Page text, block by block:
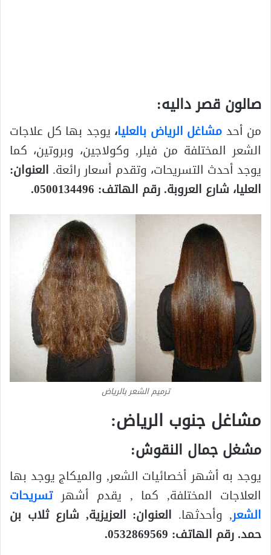
صالون قصر داليه:
من أحدمشاغل الرياض بالعليا، يوجد بها كل علاجات
الشعر المختلفة من فيلر, وكولاجين، وبروتين، كما
يوجد أحدث التسريحات، وتقدم أسعار رائعة. العنوان:
العليا، شارع العروبة. رقم الهاتف: 0500134496.
ترميم الشعر بالرياض
مشاغل جنوب الرياض:
مشغل جمال النقوش:
يوجد به أشهر أخصائيات الشعر, والميكاج يوجد بها
العلاجات المختلفة, كما , يقدم أشهرتسريحات
الشعر, وأحدثها. العنوان: العزيزية, شارع ثلاب بن
حمد. رقم الهاتف: 0532869569.